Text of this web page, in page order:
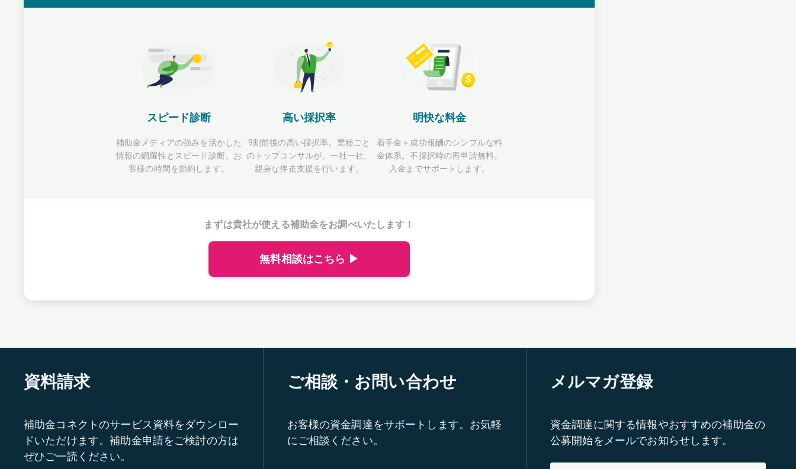
スピード診断
補助金メディアの強みを活かした
情報の網羅性とスピード診断。お
客様の時間を節約します。
高い採択率
9割前後の高い採択率。業種ごと
のトップコンサルが、一社一社、
親身な伴走支援を行います。
明快な料金
着手金＋成功報酬のシンプルな料
金体系。不採択時の再申請無料。
入金までサポートします。
まずは貴社が使える補助金をお調べいたします！
無料相談はこちら ▶
資料請求
補助金コネクトのサービス資料をダウンロー
ドいただけます。補助金申請をご検討の方は
ぜひご一読ください。
ご相談・お問い合わせ
お客様の資金調達をサポートします。お気軽
にご相談ください。
メルマガ登録
資金調達に関する情報やおすすめの補助金の
公募開始をメールでお知らせします。